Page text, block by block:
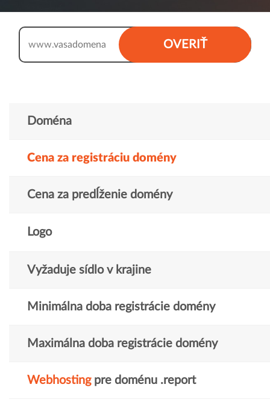
OVERIŤ
www.
Doména
Cena za registráciu domény
Cena za predĺženie domény
Logo
Vyžaduje sídlo v krajine
Minimálna doba registrácie domény
Maximálna doba registrácie domény
Webhostingpre doménu .report